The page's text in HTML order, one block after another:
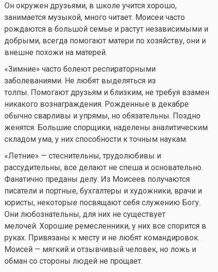
Он окружен друзьями, в школе учится хорошо,
занимается музыкой, много читает. Моисеи часто
рождаются в большой семье и растут независимыми и
добрыми, всегда помогают матери по хозяйству, они и
внешне похожи на матерей.
«Зимние» часто болеют респираторными
заболеваниями. Не любят выделяться из
толпы. Помогают друзьям и близким, не требуя взамен
никакого вознаграждения. Рожденные в декабре
обычно сварливы и упрямы, но обязательны. Поздно
женятся. Большие спорщики, наделены аналитическим
складом ума, у них способности к точным наукам.
«Летние» — стеснительны, трудолюбивы и
рассудительны, все делают не спеша и основательно.
Фанатично преданы делу. Из Моисеев получаются
писатели и портные, бухгалтеры и художники, врачи и
юристы, некоторые посвящают себя служению Богу.
Они любознательны, для них не существует
мелочей. Хорошие ремесленники, у них все спорится в
руках. Привязаны к месту и не любят командировок.
Моисей — мягкий и отзывчивый человек, но ложь и
обман со стороны людей не прощает.